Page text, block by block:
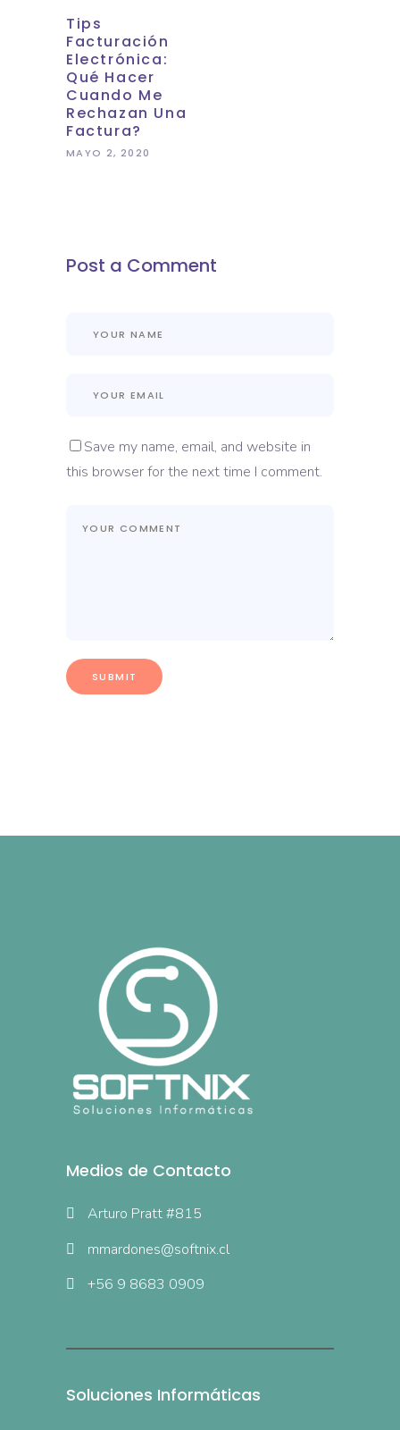
Tips
Facturación
Electrónica:
Qué Hacer
Cuando Me
Rechazan Una
Factura?
MAYO 2, 2020
Post a Comment
Save my name, email, and website in
this browser for the next time I comment.
Medios de Contacto
Arturo Pratt #815
mmardones@softnix.cl
+56 9 8683 0909
Soluciones Informáticas